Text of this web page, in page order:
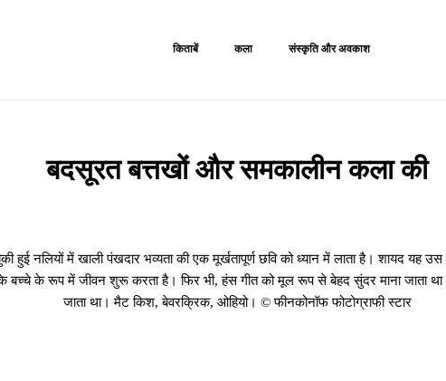
किताबें कला संस्कृति और अवकाश
बदसूरत बत्तखों और समकालीन कला की
हुई नलियों में खाली पंखदार भव्यता की एक मूर्खतापूर्ण छवि को ध्यान में लाता है। शायद यह उस
के रूप में जीवन शुरू करता है। फिर भी, हंस गीत को मूल रूप से बेहद सुंदर माना जाता था
जाता था। मैट किश, बेवरक्रिक, ओहियो। © फीनकोनॉफ फोटोग्राफी स्टार